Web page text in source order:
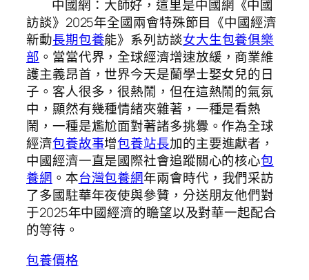
中國網：大師好，這里是中國網《中國
訪談》2025年全國兩會特殊節目《中國經濟
新動長期包養能》系列訪談女大生包養俱樂
部 。當當代界，全球經濟增速放緩，商業維
護主義昂首，世界今天是蘭學士娶女兒的日
子。客人很多，很熱鬧，但在這熱鬧的氣氛
中，顯然有幾種情緒夾雜著，一種是看熱
鬧，一種是尷尬面對著諸多挑釁。作為全球
經濟包養故事增包養站長加的主要進獻者，
中國經濟一直是國際社會追蹤關心的核心包
養網 。本台灣包養網年兩會時代，我們采訪
了多國駐華年夜使與參贊，分送朋友他們對
于2025年中國經濟的瞻望以及對華一起配合
的等待。
包養價格